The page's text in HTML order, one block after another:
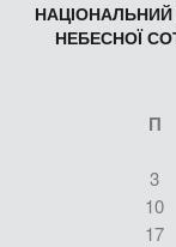
НЕБЕСНОЇ
П
3
10
17